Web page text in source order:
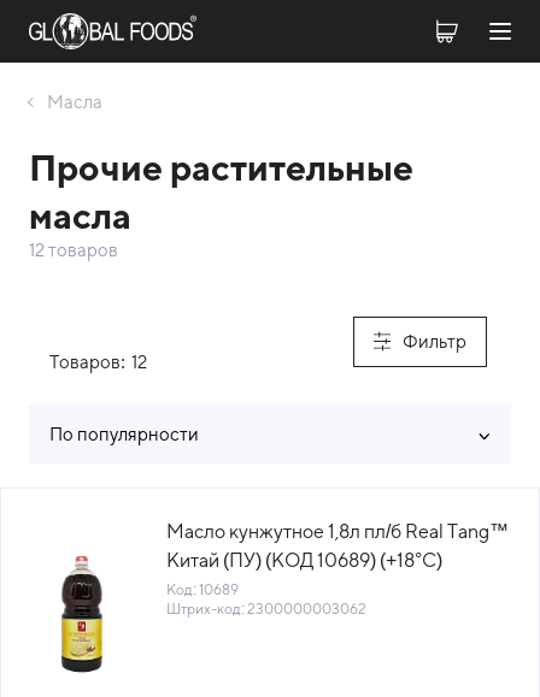
Масла
Прочие растительные
масла
12 товаров
Фильтр
Товаров: 12
По популярности
Масло кунжутное 1,8л пл/б Real Tang™
Китай (ПУ) (КОД 10689) (+18°С)
Код: 10689
Штрих-код: 2300000003062